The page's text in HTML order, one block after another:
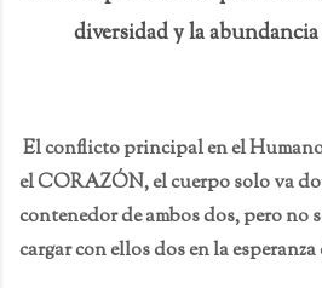
diversidad y la
El conflicto principal en el
el CORAZÓN, el cuerpo solo va
contenedor de ambos dos, pero no
cargar con ellos dos en la